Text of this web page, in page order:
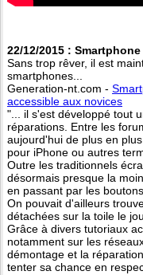
22/12/2015 :
Sans trop rêver, il est
smartphones...
Generation-nt.com -
accessible aux novices
"... il s'est développé tout
réparations. Entre les
aujourd'hui de plus en
pour iPhone ou autres
Outre les traditionnels
désormais presque la
en passant par les
On pouvait d'ailleurs
détachées sur la toile le
Grâce à divers tutoriaux
notamment sur les
démontage et la
tenter sa chance en